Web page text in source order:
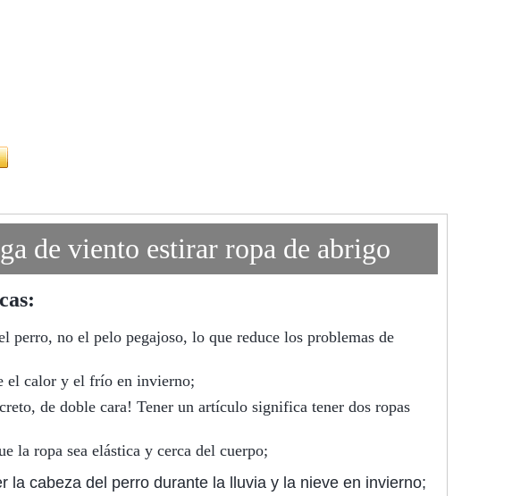
de viento estirar ropa de abrigo
perro, no el pelo pegajoso, lo que reduce los problemas de
el calor y el frío en invierno;
de doble cara! Tener un artículo significa tener dos ropas
la ropa sea elástica y cerca del cuerpo;
la cabeza del perro durante la lluvia y la nieve en invierno;